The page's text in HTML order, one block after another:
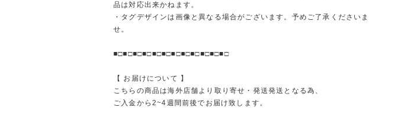
品は対応出来かねます。
・タグデザインは画像と異なる場合がございます。予めご了承くださいま
せ。
■□■□■□■□■□■□■□■□■□■□■□■□
【 お届けについて 】
こちらの商品は海外店舗より取り寄せ・発送発送となる為、
ご入金から2~4週間前後でお届け致します。